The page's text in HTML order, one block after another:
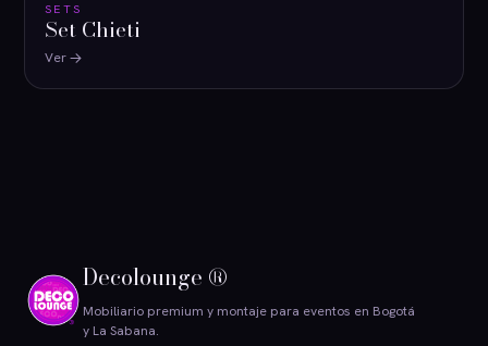
SETS
Set Chieti
Ver
Decolounge ®
Mobiliario premium y montaje para eventos en Bogotá
y La Sabana.